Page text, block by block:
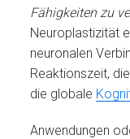
Fähigkeiten zu
Neuroplastizität
neuronalen
Reaktionszeit,
die globale
Anwendungen